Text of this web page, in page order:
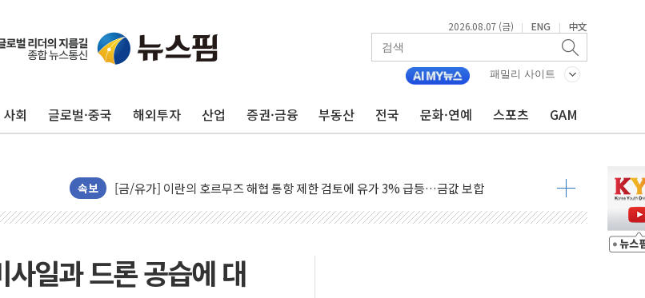
2026.08.07 (금) | ENG | 中文
패밀리 사이트
사회 글로벌·중국 해외투자 산업 증권·금융 부동산 전국 문화·연예 스포츠 GAM
속보
트럼프, '원정출산 시민권 차단' 행정명령 서명…출생시민권 제한 재시동
트럼프 "이란전 조만간 끝날 것"…군수품 부족설 일축 "막대한 무기 보유"
"세금 부담 덜자"…비거주 1주택자 귀환 조짐에 전월세시장 '긴장'
세금 부담 커진 고가 1주택자…맞교환·재매수·다운사이징 '저울질'
뉴욕증시, 유가·금리 부담에 하락…다우 5거래일 랠리 '마침표'
이란, 오만과 호르무즈 해협 재개방 합의 막바지.."美와 직접 협상 없어"
李대통령, 오늘 부동산 정책 점검 2차 회의…주택 공급 대책 막바지 조율할 듯
[오늘의 정치일정] 8월 7일(금)
일과 드론 공습에 대